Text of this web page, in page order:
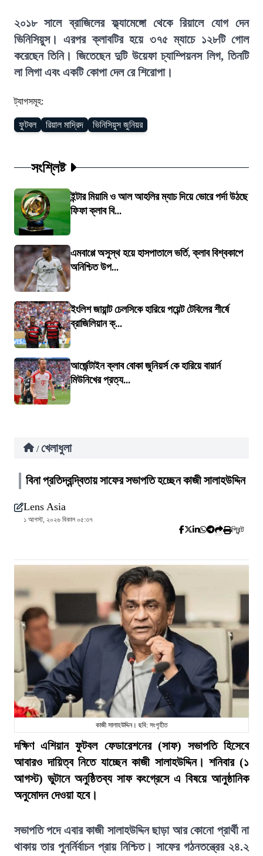
২০১৮ সালে ব্রাজিলের ফ্ল্যামেঙ্গো থেকে রিয়ালে যোগ দেন
ভিনিসিয়ুস। এরপর ক্লাবটির হয়ে ৩৭৫ ম্যাচে ১২৮টি গোল
করেছেন তিনি। জিতেছেন দুটি উয়েফা চ্যাম্পিয়নস লিগ, তিনটি
লা লিগা এবং একটি কোপা দেল রে শিরোপা।
ট্যাগসমূহ:
ফুটবল রিয়াল মাদ্রিদ ভিনিসিয়ুস জুনিয়র
সংশ্লিষ্ট
ইন্টার মিয়ামি ও আল আহলির ম্যাচ দিয়ে ভোরে পর্দা উঠছে
ফিফা ক্লাব বি...
এমবাপ্পে অসুস্থ হয়ে হাসপাতালে ভর্তি, ক্লাব বিশ্বকাপে
অনিশ্চিত উপ...
ইংলিশ জায়ান্ট চেলসিকে হারিয়ে পয়েন্ট টেবিলের শীর্ষে
ব্রাজিলিয়ান ক্...
আর্জেন্টাইন ক্লাব বোকা জুনিয়র্স কে হারিয়ে বায়ার্ন
মিউনিখের প্রত্য...
/ খেলাধুলা
বিনা প্রতিদ্বন্দ্বিতায় সাফের সভাপতি হচ্ছেন কাজী সালাহউদ্দিন
Lens Asia
১ আগস্ট, ২০২৬ বিকাল ০৫:৩৭
প্রিন্ট
কাজী সালাহউদ্দিন। ছবি: সংগৃহীত
দক্ষিণ এশিয়ান ফুটবল ফেডারেশনের (সাফ) সভাপতি হিসেবে
আবারও দায়িত্ব নিতে যাচ্ছেন কাজী সালাহউদ্দিন। শনিবার (১
আগস্ট) ভুটানে অনুষ্ঠিতব্য সাফ কংগ্রেসে এ বিষয়ে আনুষ্ঠানিক
অনুমোদন দেওয়া হবে।
সভাপতি পদে এবার কাজী সালাহউদ্দিন ছাড়া আর কোনো প্রার্থী না
থাকায় তার পুনর্নির্বাচন প্রায় নিশ্চিত। সাফের গঠনতন্ত্রের ২৪.২